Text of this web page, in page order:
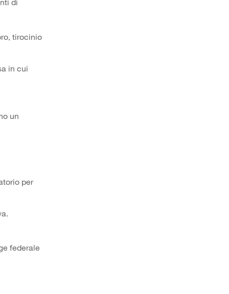
di
tirocinio
in cui
un
per
federale